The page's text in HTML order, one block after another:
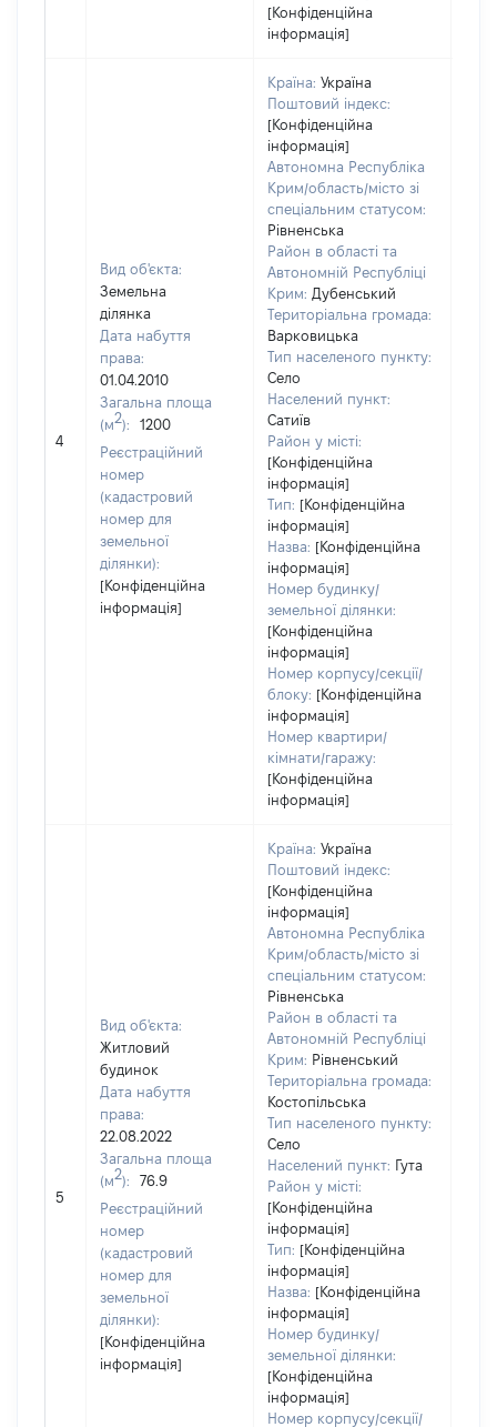
[Конфіденційна
інформація]
4
Вид об'єкта:
Земельна
ділянка
Дата набуття
права:
01.04.2010
Загальна площа
(м2):
1200
Реєстраційний
номер
(кадастровий
номер для
земельної
ділянки):
[Конфіденційна
інформація]
Країна: Україна
Поштовий індекс:
[Конфіденційна
інформація]
Автономна Республіка
Крим/область/місто зі
спеціальним статусом:
Рівненська
Район в області та
Автономній Республіці
Крим: Дубенський
Територіальна громада:
Варковицька
Тип населеного пункту:
Село
Населений пункт:
Сатиїв
Район у місті:
[Конфіденційна
інформація]
Тип: [Конфіденційна
інформація]
Назва: [Конфіденційна
інформація]
Номер будинку/
земельної ділянки:
[Конфіденційна
інформація]
Номер корпусу/секції/
блоку: [Конфіденційна
інформація]
Номер квартири/
кімнати/гаражу:
[Конфіденційна
інформація]
5
Вид об'єкта:
Житловий
будинок
Дата набуття
права:
22.08.2022
Загальна площа
(м2):
76.9
Реєстраційний
номер
(кадастровий
номер для
земельної
ділянки):
[Конфіденційна
інформація]
Країна: Україна
Поштовий індекс:
[Конфіденційна
інформація]
Автономна Республіка
Крим/область/місто зі
спеціальним статусом:
Рівненська
Район в області та
Автономній Республіці
Крим: Рівненський
Територіальна громада:
Костопільська
Тип населеного пункту:
Село
Населений пункт: Гута
Район у місті:
[Конфіденційна
інформація]
Тип: [Конфіденційна
інформація]
Назва: [Конфіденційна
інформація]
Номер будинку/
земельної ділянки:
[Конфіденційна
інформація]
Номер корпусу/секції/